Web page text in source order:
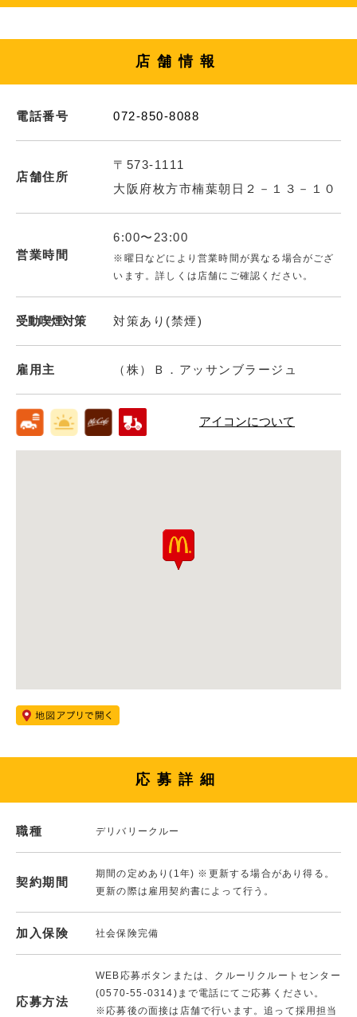
店舗情報
電話番号 072-850-8088
店舗住所
〒573-1111
大阪府枚方市楠葉朝日２－１３－１０
営業時間
6:00〜23:00
※曜日などにより営業時間が異なる場合がござ
います。詳しくは店舗にご確認ください。
受動喫煙対策 対策あり(禁煙)
雇用主 （株）Ｂ．アッサンブラージュ
アイコンについて
応募詳細
職種 デリバリークルー
契約期間
期間の定めあり(1年) ※更新する場合があり得る。
更新の際は雇用契約書によって行う。
加入保険 社会保険完備
応募方法
WEB応募ボタンまたは、クルーリクルートセンター
(0570-55-0314)まで電話にてご応募ください。
※応募後の面接は店舗で行います。追って採用担当